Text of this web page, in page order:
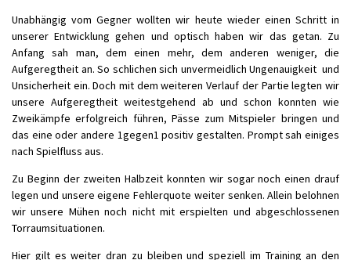
Unabhängig vom Gegner wollten wir heute wieder einen Schritt in
unserer Entwicklung gehen und optisch haben wir das getan. Zu
Anfang sah man, dem einen mehr, dem anderen weniger, die
Aufgeregtheit an. So schlichen sich unvermeidlich Ungenauigkeit und
Unsicherheit ein. Doch mit dem weiteren Verlauf der Partie legten wir
unsere Aufgeregtheit weitestgehend ab und schon konnten wie
Zweikämpfe erfolgreich führen, Pässe zum Mitspieler bringen und
das eine oder andere 1gegen1 positiv gestalten. Prompt sah einiges
nach Spielfluss aus.
Zu Beginn der zweiten Halbzeit konnten wir sogar noch einen drauf
legen und unsere eigene Fehlerquote weiter senken. Allein belohnen
wir unsere Mühen noch nicht mit erspielten und abgeschlossenen
Torraumsituationen.
Hier gilt es weiter dran zu bleiben und speziell im Training an den